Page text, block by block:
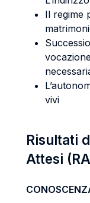
Il regime
vivi
Risultati
Attesi